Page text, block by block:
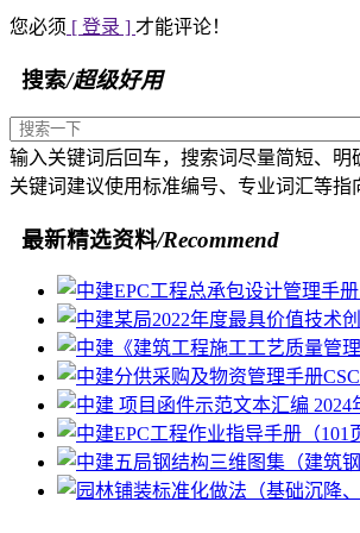
您必须 [ 登录 ] 才能评论！
搜索/超级好用
输入关键词后回车，搜索词尽量简短、明
关键词建议使用标准编号、专业词汇等指
最新精选资料/Recommend